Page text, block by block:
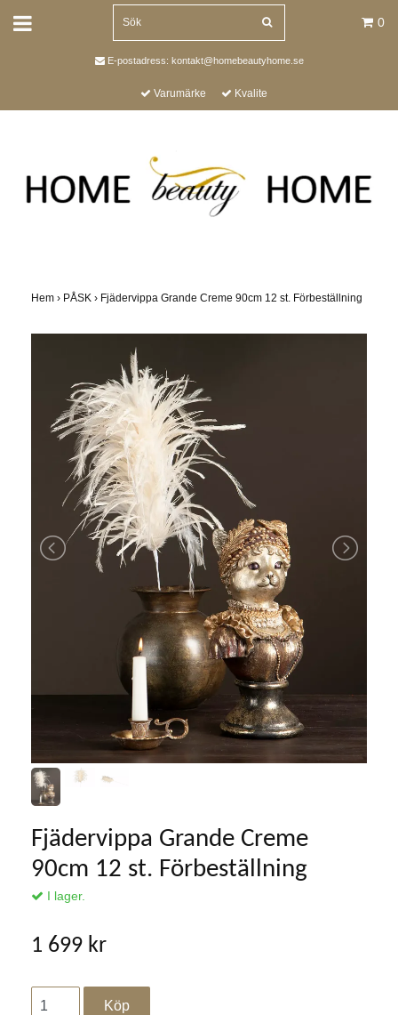
0
E-postadress: kontakt@homebeautyhome.se
Varumärke Kvalite
Hem › PÅSK › Fjädervippa Grande Creme 90cm 12 st. Förbeställning
Fjädervippa Grande Creme
90cm 12 st. Förbeställning
I lager.
1 699 kr